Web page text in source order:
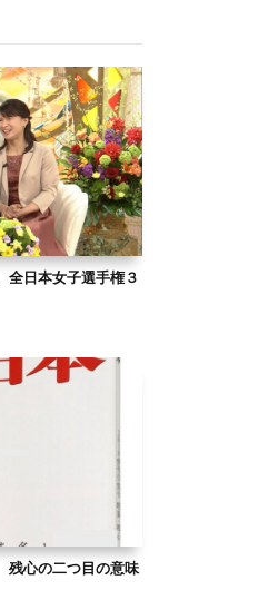
全日本女子選手権３
心の二つ目の意味